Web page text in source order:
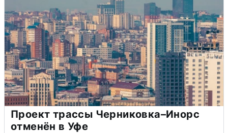
Проект трассы Черниковка–Инорс
отменён в Уфе